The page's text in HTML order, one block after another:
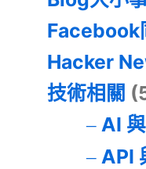
Facebook
Hacker
技術相關
AI
API